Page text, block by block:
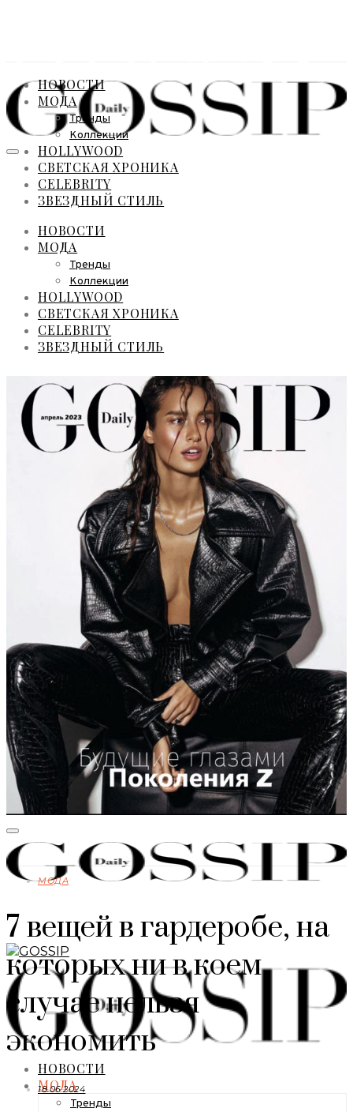
НОВОСТИ
МОДА
Тренды
Коллекции
HOLLYWOOD
СВЕТСКАЯ ХРОНИКА
CELEBRITY
ЗВЕЗДНЫЙ СТИЛЬ
НОВОСТИ
МОДА
Тренды
Коллекции
HOLLYWOOD
СВЕТСКАЯ ХРОНИКА
CELEBRITY
ЗВЕЗДНЫЙ СТИЛЬ
НОВОСТИ
МОДА
Тренды
МОДА
7 вещей в гардеробе, на
которых ни в коем
случае нельзя
экономить
18.06.2024